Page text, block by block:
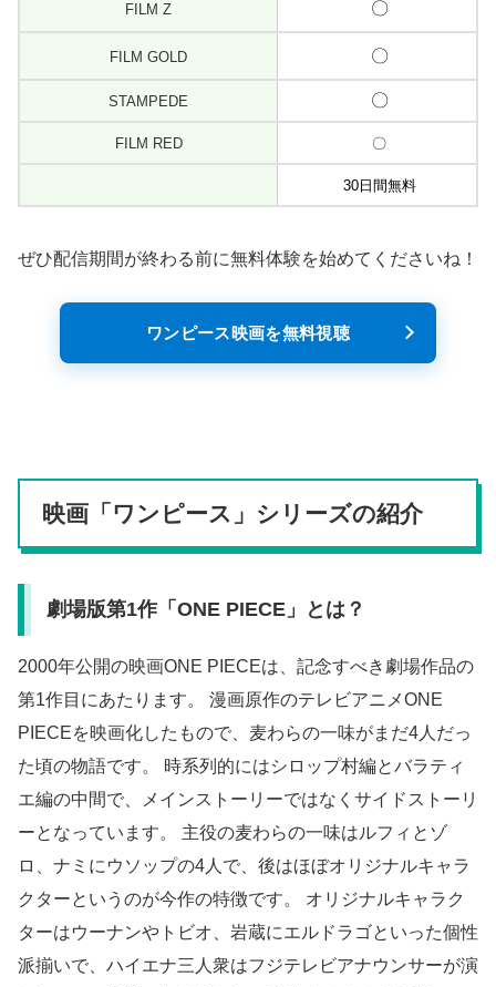
FILM Z 〇
FILM GOLD 〇
STAMPEDE 〇
FILM RED 〇
30日間無料
ぜひ配信期間が終わる前に無料体験を始めてくださいね！
ワンピース映画を無料視聴
映画「ワンピース」シリーズの紹介
劇場版第1作「ONE PIECE」とは？
2000年公開の映画ONE PIECEは、記念すべき劇場作品の
第1作目にあたります。 漫画原作のテレビアニメONE
PIECEを映画化したもので、麦わらの一味がまだ4人だっ
た頃の物語です。 時系列的にはシロップ村編とバラティ
エ編の中間で、メインストーリーではなくサイドストーリ
ーとなっています。 主役の麦わらの一味はルフィとゾ
ロ、ナミにウソップの4人で、後はほぼオリジナルキャラ
クターというのが今作の特徴です。 オリジナルキャラク
ターはウーナンやトビオ、岩蔵にエルドラゴといった個性
派揃いで、ハイエナ三人衆はフジテレビアナウンサーが演